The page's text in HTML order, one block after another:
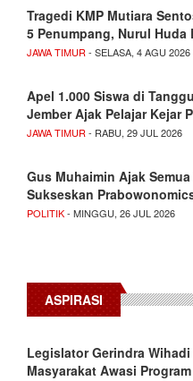
Tragedi KMP Mutiara
5 Penumpang, Nurul
JAWA TIMUR - SELASA, 4 AGU 2026
Apel 1.000 Siswa di
Jember Ajak Pelajar Kejar
JAWA TIMUR - RABU, 29 JUL 2026
Gus Muhaimin Ajak
Sukseskan
POLITIK- MINGGU, 26 JUL 2026
ASPIRASI
Legislator Gerindra
Masyarakat Awasi